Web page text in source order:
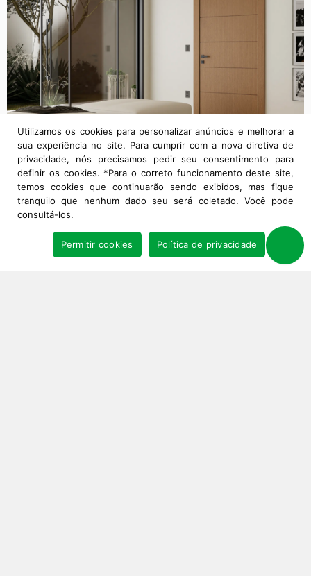
Utilizamos os cookies para personalizar anúncios e melhorar a
sua experiência no site. Para cumprir com a nova diretiva de
privacidade, nós precisamos pedir seu consentimento para
definir os cookies. *Para o correto funcionamento deste site,
temos cookies que continuarão sendo exibidos, mas fique
tranquilo que nenhum dado seu será coletado. Você pode
consultá-los.
Permitir cookies Política de privacidade